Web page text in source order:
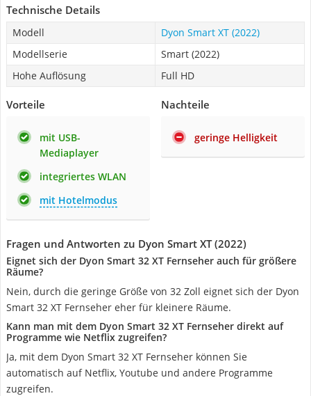
Technische Details
Modell
Dyon Smart XT (2022)
Modellserie
Smart (2022)
Hohe Auflösung
Full HD
Vorteile
mit USB-
Mediaplayer
integriertes WLAN
mit Hotelmodus
Nachteile
geringe Helligkeit
Fragen und Antworten zu Dyon Smart XT (2022)
Eignet sich der Dyon Smart 32 XT Fernseher auch für größere
Räume?
Nein, durch die geringe Größe von 32 Zoll eignet sich der Dyon
Smart 32 XT Fernseher eher für kleinere Räume.
Kann man mit dem Dyon Smart 32 XT Fernseher direkt auf
Programme wie Netflix zugreifen?
Ja, mit dem Dyon Smart 32 XT Fernseher können Sie
automatisch auf Netflix, Youtube und andere Programme
zugreifen.